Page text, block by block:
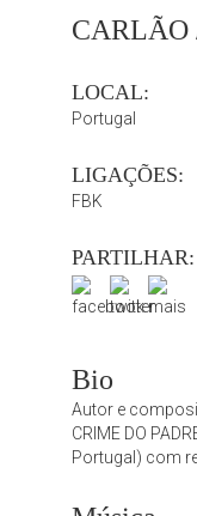
CARLÃO
LOCAL:
Portugal
LIGAÇÕES:
FBK
PARTILHAR:
Bio
Autor e
CRIME DO
Portugal) com